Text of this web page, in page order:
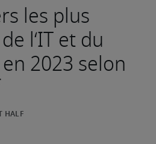
les plus
l‘IT et du
2023 selon